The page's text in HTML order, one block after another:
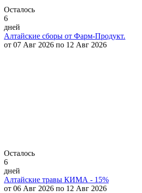
Осталось
6
дней
Алтайские сборы от Фарм-Продукт.
от 07 Авг 2026 по 12 Авг 2026
Осталось
6
дней
Алтайские травы КИМА - 15%
от 06 Авг 2026 по 12 Авг 2026